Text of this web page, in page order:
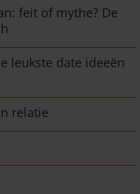
feit of mythe? De
leukste date ideeën
relatie